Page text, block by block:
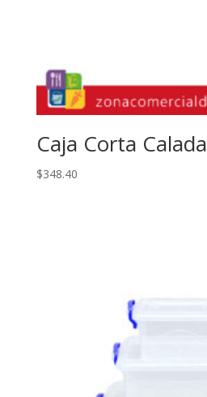
Caja Corta Calada
$348.40